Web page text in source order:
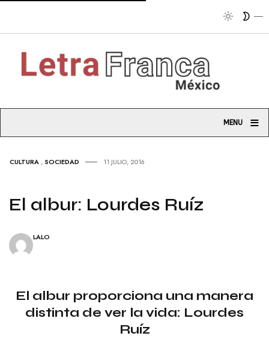
Tribuna
MENU ≡
CULTURA , SOCIEDAD 11 JULIO, 2016
El albur: Lourdes Ruíz
LALO
El albur proporciona una manera
distinta de ver la vida: Lourdes
Ruíz